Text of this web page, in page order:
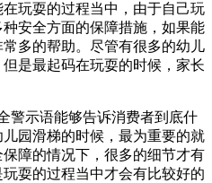
玩耍的过程当中，由于自己玩
安全方面的保障措施，如果能
多的帮助。尽管有很多的幼儿
是最起码在玩耍的时候，家长
示语能够告诉消费者到底什
园滑梯的时候，最为重要的就
障的情况下，很多的细节才有
耍的过程当中才会有比较好的